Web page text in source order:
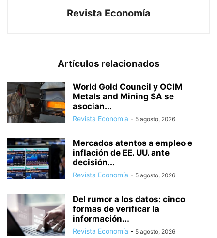
Revista Economía
Artículos relacionados
World Gold Council y OCIM
Metals and Mining SA se
asocian...
Revista Economía - 5 agosto, 2026
Mercados atentos a empleo e
inflación de EE. UU. ante
decisión...
Revista Economía - 5 agosto, 2026
Del rumor a los datos: cinco
formas de verificar la
información...
Revista Economía - 5 agosto, 2026